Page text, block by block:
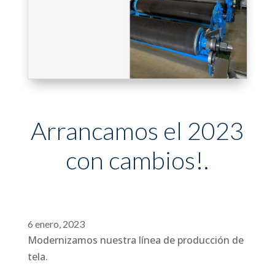
Arrancamos el 2023
con cambios!.
6 enero, 2023
Modernizamos nuestra línea de producción de
tela.